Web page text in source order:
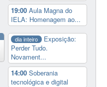
19:00Aula Magna do
IELA: Homenagem ao...
dia inteiro
Exposição:
Perder Tudo.
Novament...
14:00Soberania
tecnológica e digital